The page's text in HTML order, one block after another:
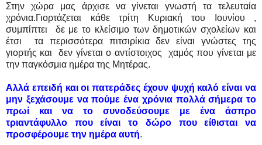
Στην χώρα μας άρχισε να γίνεται γνωστή τα τελευταία
χρόνια.Γιορτάζεται κάθε τρίτη Κυριακή του Ιουνίου ,
συμπίπτει δε με το κλείσιμο των δημοτικών σχολείων και
έτσι τα περισσότερα πιτσιρίκια δεν είναι γνώστες της
γιορτής και δεν γίνεται ο αντίστοιχος χαμός που γίνεται με
την παγκόσμια ημέρα της Μητέρας.
Αλλά επειδή και οι πατεράδες έχουν ψυχή καλό είναι να
μην ξεχάσουμε να πούμε ένα χρόνια πολλά σήμερα το
πρωί και να το συνοδεύσουμε με ένα άσπρο
τριαντάφυλλο που είναι το δώρο που είθισται να
προσφέρουμε την ημέρα αυτή.